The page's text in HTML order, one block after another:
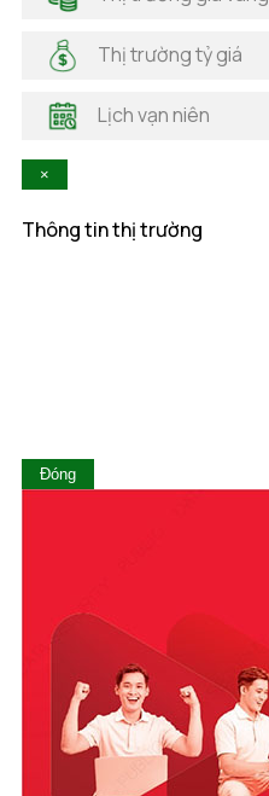
Hải Phòng
Hà Tĩnh
Hòa Bình
Lai Châu
Quảng Ngãi
Quảng Ninh
Quảng Trị
Sóc Trăng
Sơn La
Tây Ninh
Thị trường tỷ giá
Lịch vạn niên
×
Thông tin thị trường
Đóng